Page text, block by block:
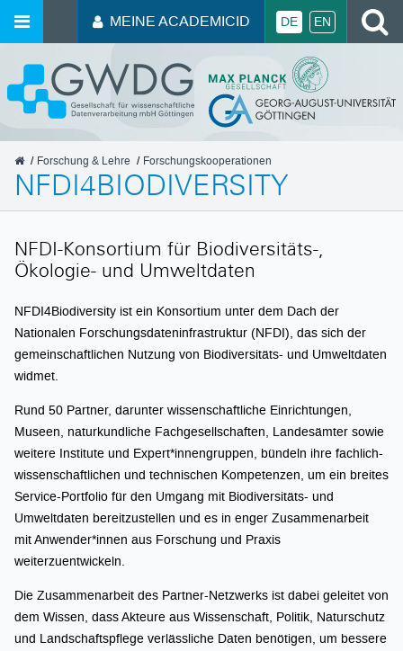
MEINE ACADEMICID DE EN
GWDG
Forschung & Lehre Forschungskooperationen
NFDI4BIODIVERSITY
NFDI-Konsortium für Biodiversitäts-,
Ökologie- und Umweltdaten
NFDI4Biodiversity ist ein Konsortium unter dem Dach der
Nationalen Forschungsdateninfrastruktur (NFDI), das sich der
gemeinschaftlichen Nutzung von Biodiversitäts- und Umweltdaten
widmet.
Rund 50 Partner, darunter wissenschaftliche Einrichtungen,
Museen, naturkundliche Fachgesellschaften, Landesämter sowie
weitere Institute und Expert*innengruppen, bündeln ihre fachlich-
wissenschaftlichen und technischen Kompetenzen, um ein breites
Service-Portfolio für den Umgang mit Biodiversitäts- und
Umweltdaten bereitzustellen und es in enger Zusammenarbeit
mit Anwender*innen aus Forschung und Praxis
weiterzuentwickeln.
Die Zusammenarbeit des Partner-Netzwerks ist dabei geleitet von
dem Wissen, dass Akteure aus Wissenschaft, Politik, Naturschutz
und Landschaftspflege verlässliche Daten benötigen, um bessere